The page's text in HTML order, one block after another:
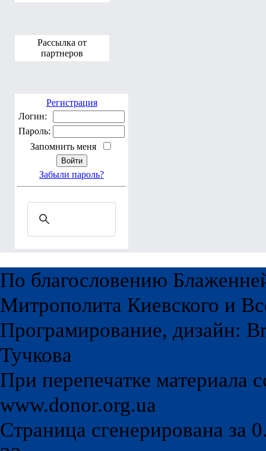
Рассылка от
партнеров
Регистрация
Логин:
Пароль:
Запомнить меня
Забыли пароль?
По благословению
Митрополита Киевского и
Програмирование, дизайн:
Тучкова
При перепечатке материала
www.donor.org.ua
Страница сгенерирована за